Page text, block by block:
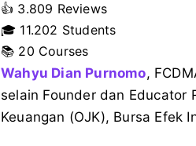
👍 3.809 Reviews
🎓 11.202 Students
📚 20 Courses
Wahyu Dian Purnomo,
selain Founder dan Educator
Keuangan (OJK), Bursa Efek